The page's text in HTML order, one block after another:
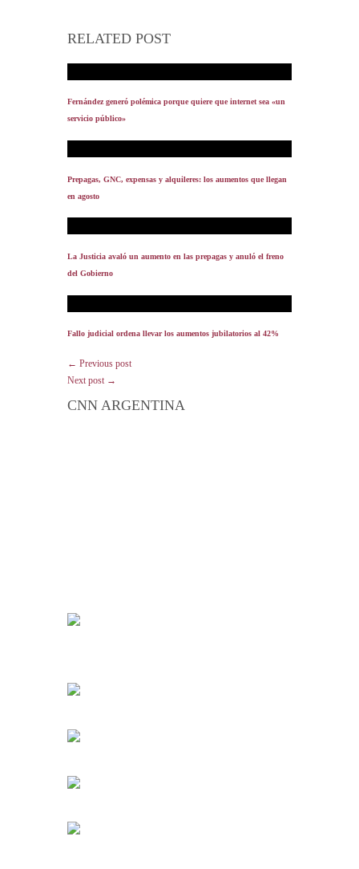
RELATED POST
Fernández generó polémica porque quiere que internet sea «un
servicio público»
Prepagas, GNC, expensas y alquileres: los aumentos que llegan
en agosto
La Justicia avaló un aumento en las prepagas y anuló el freno
del Gobierno
Fallo judicial ordena llevar los aumentos jubilatorios al 42%
← Previous post
Next post →
CNN ARGENTINA